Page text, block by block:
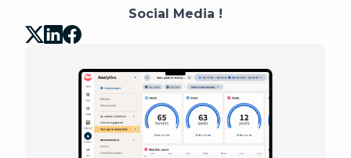
Social Media !